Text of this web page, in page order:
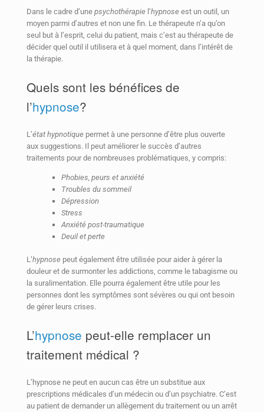
Dans le cadre d’une psychothérapie l’hypnose est un outil, un
moyen parmi d’autres et non une fin. Le thérapeute n’a qu’on
seul but à l’esprit, celui du patient, mais c’est au thérapeute de
décider quel outil il utilisera et à quel moment, dans l’intérêt de
la thérapie.
Quels sont les bénéfices de
l’hypnose?
L’état hypnotique permet à une personne d’être plus ouverte
aux suggestions. Il peut améliorer le succès d’autres
traitements pour de nombreuses problématiques, y compris:
Phobies, peurs et anxiété
Troubles du sommeil
Dépression
Stress
Anxiété post-traumatique
Deuil et perte
L’hypnose peut également être utilisée pour aider à gérer la
douleur et de surmonter les addictions, comme le tabagisme ou
la suralimentation. Elle pourra également être utile pour les
personnes dont les symptômes sont sévères ou qui ont besoin
de gérer leurs crises.
L’hypnose peut-elle remplacer un
traitement médical ?
L’hypnose ne peut en aucun cas être un substitue aux
prescriptions médicales d’un médecin ou d’un psychiatre. C’est
au patient de demander un allègement du traitement ou un arrêt